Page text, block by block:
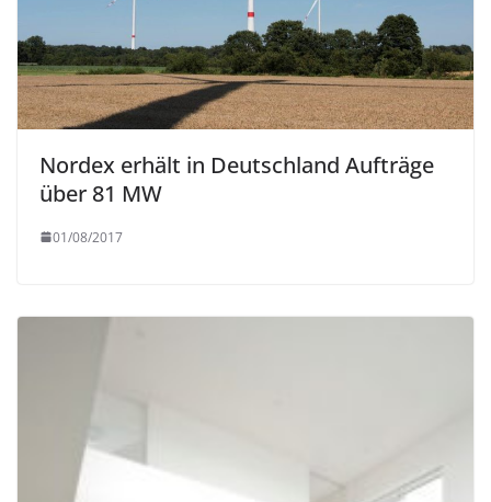
Nordex erhält in Deutschland Aufträge
über 81 MW
01/08/2017